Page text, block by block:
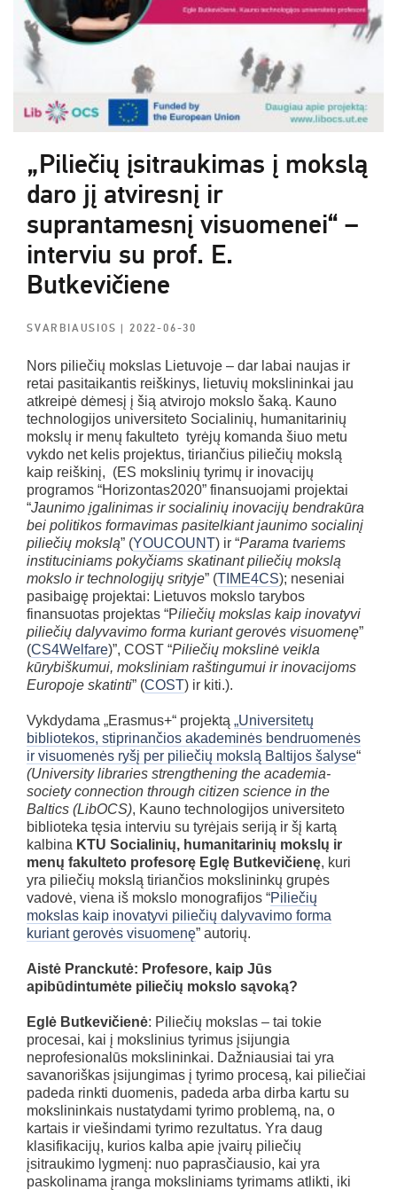
„Piliečių įsitraukimas į mokslą
daro jį atviresnį ir
suprantamesnį visuomenei“ –
interviu su prof. E.
Butkevičiene
SVARBIAUSIOS| 2022-06-30
Nors piliečių mokslas Lietuvoje – dar labai naujas ir
retai pasitaikantis reiškinys, lietuvių mokslininkai jau
atkreipė dėmesį į šią atvirojo mokslo šaką. Kauno
technologijos universiteto Socialinių, humanitarinių
mokslų ir menų fakulteto tyrėjų komanda šiuo metu
vykdo net kelis projektus, tiriančius piliečių mokslą
kaip reiškinį, (ES mokslinių tyrimų ir inovacijų
programos “Horizontas2020” finansuojami projektai
“Jaunimo įgalinimas ir socialinių inovacijų bendrakūra
bei politikos formavimas pasitelkiant jaunimo socialinį
piliečių mokslą” (YOUCOUNT) ir “Parama tvariems
instituciniams pokyčiams skatinant piliečių mokslą
mokslo ir technologijų srityje” (TIME4CS); neseniai
pasibaigę projektai: Lietuvos mokslo tarybos
finansuotas projektas “Piliečių mokslas kaip inovatyvi
piliečių dalyvavimo forma kuriant gerovės visuomenę”
(CS4Welfare)”, COST “Piliečių mokslinė veikla
kūrybiškumui, moksliniam raštingumui ir inovacijoms
Europoje skatinti” (COST) ir kiti.).
Vykdydama „Erasmus+“ projektą „Universitetų
bibliotekos, stiprinančios akademinės bendruomenės
ir visuomenės ryšį per piliečių mokslą Baltijos šalyse“
(University libraries strengthening the academia-
society connection through citizen science in the
Baltics (LibOCS), Kauno technologijos universiteto
biblioteka tęsia interviu su tyrėjais seriją ir šį kartą
kalbina KTU Socialinių, humanitarinių mokslų ir
menų fakulteto profesorę Eglę Butkevičienę, kuri
yra piliečių mokslą tiriančios mokslininkų grupės
vadovė, viena iš mokslo monografijos “Piliečių
mokslas kaip inovatyvi piliečių dalyvavimo forma
kuriant gerovės visuomenę” autorių.
Aistė Pranckutė: Profesore, kaip Jūs
apibūdintumėte piliečių mokslo sąvoką?
Eglė Butkevičienė: Piliečių mokslas – tai tokie
procesai, kai į mokslinius tyrimus įsijungia
neprofesionalūs mokslininkai. Dažniausiai tai yra
savanoriškas įsijungimas į tyrimo procesą, kai piliečiai
padeda rinkti duomenis, padeda arba dirba kartu su
mokslininkais nustatydami tyrimo problemą, na, o
kartais ir viešindami tyrimo rezultatus. Yra daug
klasifikacijų, kurios kalba apie įvairų piliečių
įsitraukimo lygmenį: nuo paprasčiausio, kai yra
paskolinama įranga moksliniams tyrimams atlikti, iki